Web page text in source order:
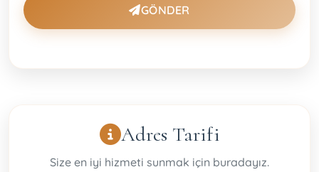
GÖNDER
Adres Tarifi
Size en iyi hizmeti sunmak için buradayız.